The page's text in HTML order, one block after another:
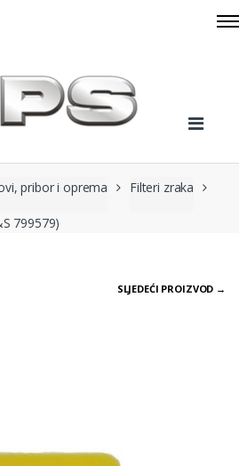
pribor i oprema Filteri zraka
799579)
SLJEDEĆI PROIZVOD →